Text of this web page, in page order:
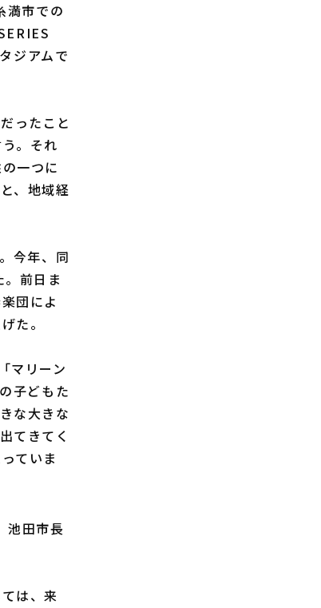
満市での
ジアムで
ったこと
。それ
一つに
、地域経
今年、同
前日ま
団によ
た。
マリーン
子どもた
な大きな
てきてく
ていま
池田市長
は、来